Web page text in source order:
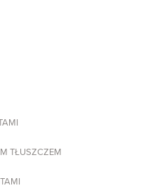
TŁUSZCZEM